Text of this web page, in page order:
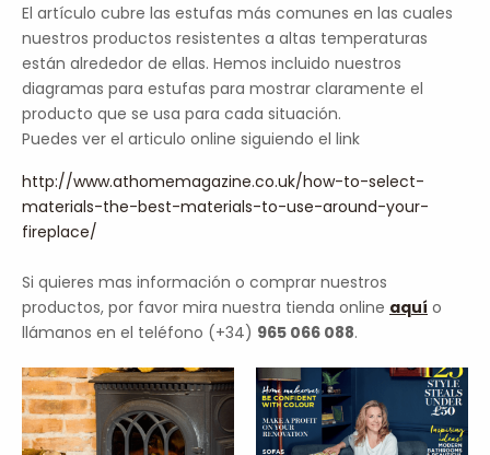
El artículo cubre las estufas más comunes en las cuales
nuestros productos resistentes a altas temperaturas
están alrededor de ellas. Hemos incluido nuestros
diagramas para estufas para mostrar claramente el
producto que se usa para cada situación.
Puedes ver el articulo online siguiendo el link
http://www.athomemagazine.co.uk/how-to-select-
materials-the-best-materials-to-use-around-your-
fireplace/
Si quieres mas información o comprar nuestros
productos, por favor mira nuestra tienda online aquí o
llámanos en el teléfono (+34) 965 066 088.